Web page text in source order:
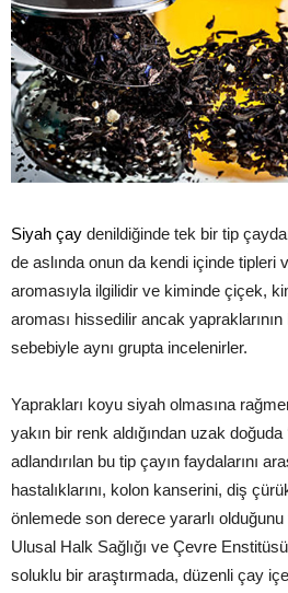
Siyah çay denildiğinde tek bir tip
de aslında onun da kendi içinde tipleri
aromasıyla ilgilidir ve kiminde çiçek,
aroması hissedilir ancak
sebebiyle aynı grupta incelenirler.
Yaprakları koyu siyah olmasına
yakın bir renk aldığından uzak doğuda
adlandırılan bu tip çayın faydalarını
hastalıklarını, kolon kanserini, diş
önlemede son derece yararlı
Ulusal Halk Sağlığı ve Çevre
soluklu bir araştırmada, düzenli çay